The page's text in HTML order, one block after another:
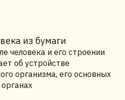
из бумаги
человека и его строении
об устройстве
организма, его основных